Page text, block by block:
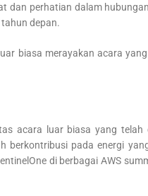
perhatian dalam
depan.
biasa merayakan acara
acara luar biasa yang
berkontribusi pada energi
di berbagai AWS